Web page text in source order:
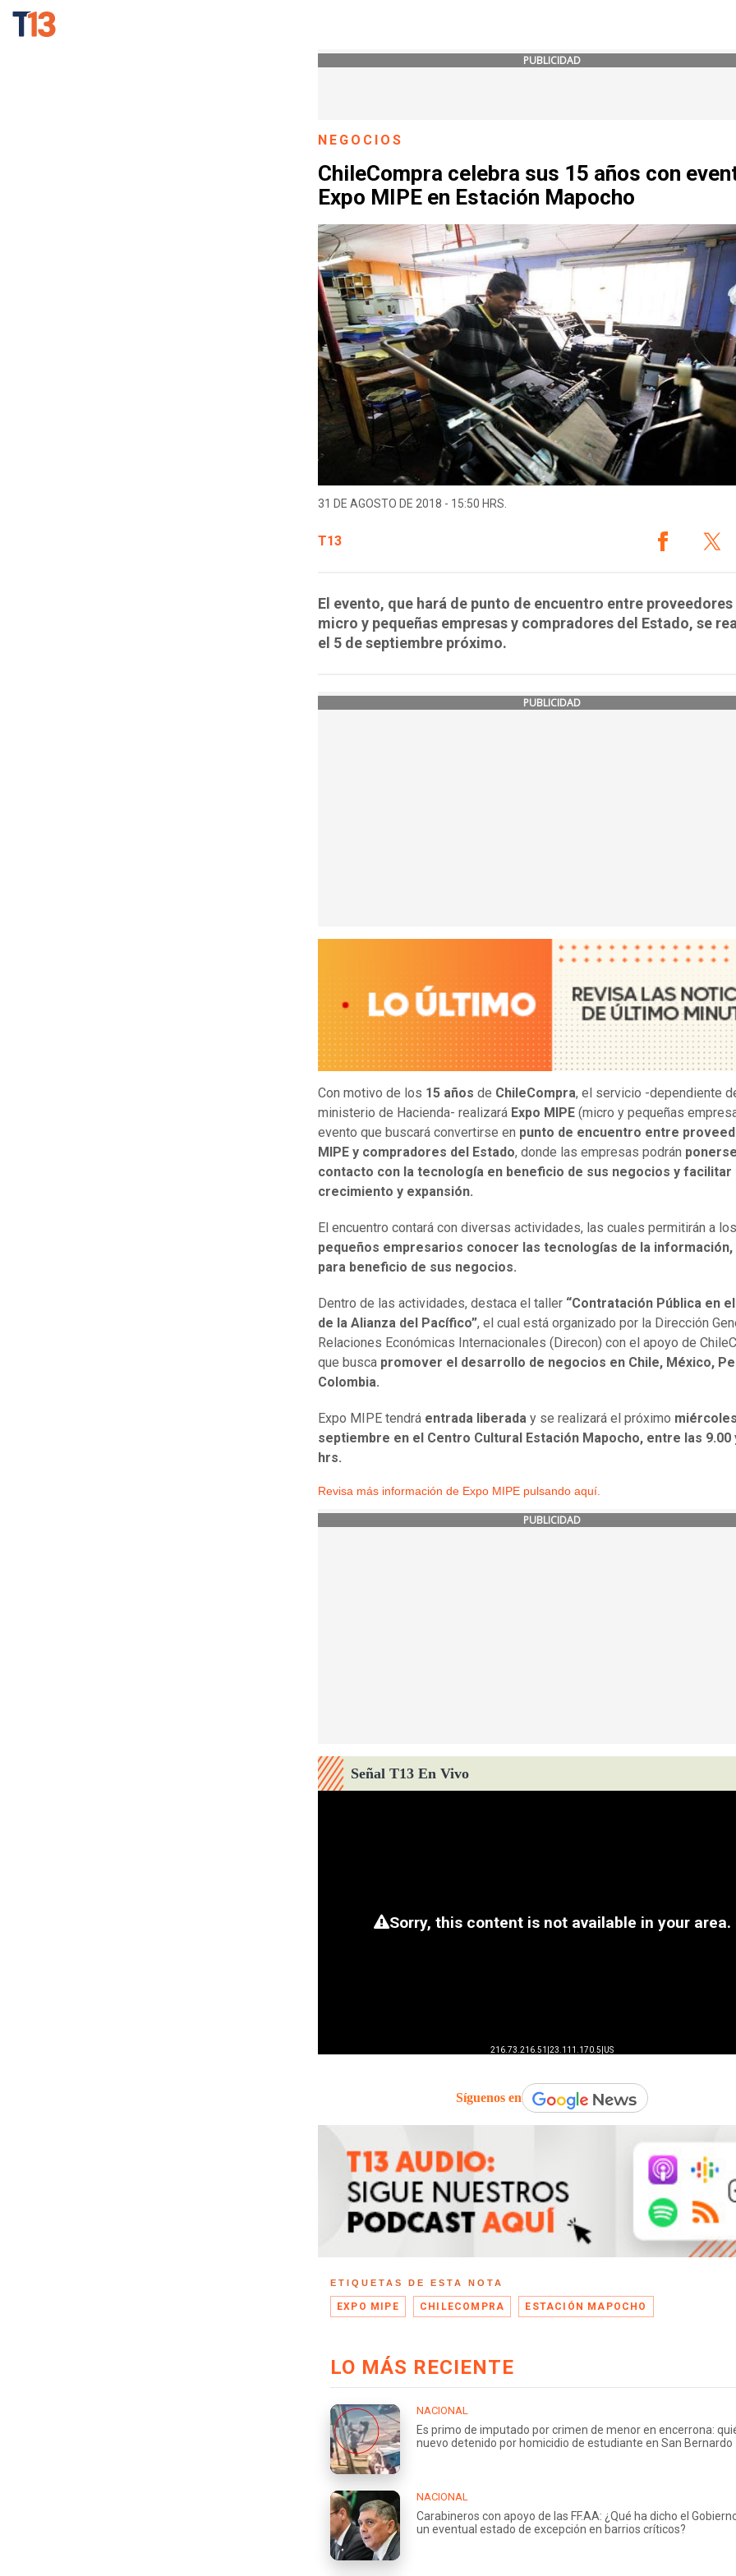
PUBLICIDAD
NEGOCIOS
ChileCompra celebra sus 15 años con
Expo MIPE en Estación Mapocho
31 DE AGOSTO DE 2018 - 15:50 HRS.
T13
El evento, que hará de punto de encuentro entre proveedores
micro y pequeñas empresas y compradores del Estado, se
el 5 de septiembre próximo.
PUBLICIDAD
Con motivo de los 15 años de ChileCompra, el servicio -dependiente
ministerio de Hacienda- realizará Expo MIPE (micro y pequeñas
evento que buscará convertirse en punto de encuentro entre
MIPE y compradores del Estado, donde las empresas podrán
contacto con la tecnología en beneficio de sus negocios y facilitar
crecimiento y expansión.
El encuentro contará con diversas actividades, las cuales permitirán a
pequeños empresarios conocer las tecnologías de la
para beneficio de sus negocios.
Dentro de las actividades, destaca el taller “Contratación Pública en
de la Alianza del Pacífico”, el cual está organizado por la Dirección
Relaciones Económicas Internacionales (Direcon) con el apoyo de
que busca promover el desarrollo de negocios en Chile, México,
Colombia.
Expo MIPE tendrá entrada liberada y se realizará el próximo
septiembre en el Centro Cultural Estación Mapocho, entre las 9.00
hrs.
Revisa más información de Expo MIPE pulsando aquí.
PUBLICIDAD
Señal T13 En Vivo
Síguenos en
ETIQUETAS DE ESTA NOTA
EXPO MIPE CHILECOMPRA ESTACIÓN MAPOCHO
LO MÁS RECIENTE
NACIONAL
Es primo de imputado por crimen de menor en encerrona:
nuevo detenido por homicidio de estudiante en San Bernardo
NACIONAL
Carabineros con apoyo de las FF.AA: ¿Qué ha dicho el
un eventual estado de excepción en barrios críticos?